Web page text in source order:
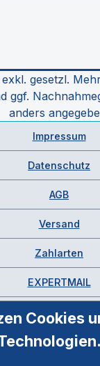
gesetzl.
ggf.
anders
Impressum
Datenschutz
AGB
Versand
Zahlarten
EXPERTMAIL
Cookies